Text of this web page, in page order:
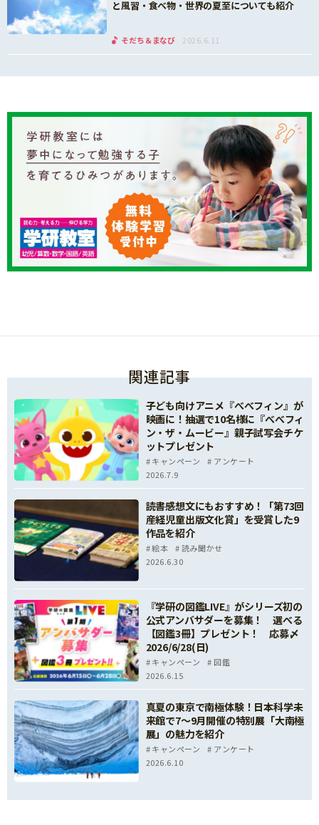
ん。
※未成年の方は、必ず保護者の同意を得たうえで
ご応募ください。
※すべての条件を満たさないご応募は無効となり
ます。あらかじめご了承ください。
【賞品進呈】
・応募条件を満たした方には、2026年12月下旬頃
より順次、メールにて賞品を進呈させていただき
ます。
info@gakken-presentcp7.comからのメールが受
け取れるよう、受信設定してください。
※メールでの「図書カードNEXTネットギフト」の
URLの送信をもって、賞品進呈の完了となりま
す。メールの再送信等は一切いたしかねますの
で、お送りしたメールのお取り扱いには十分ご注
す。予めご了承ください。
【注意事項】
※当社は、当社の都合により、本キャンペーンを
変更・中止・終了する場合があります。
※当社は、以下の場合には、インターネットの利
用その他の適切な方法により、事前に変更の内容
並びにその効力発生時期を周知することで、本規
約を変更することができるものとします。
ー本規約の変更が、応募者様の一般の利益に適合
するとき。
ー本規約の変更が、変更前の規約の目的に反せ
ず、かつ、変更の必要性、変更後の内容の相当
性、その他の変更に係る事情に照らして合理的な
ものであるとき。
※本規約に定めのない事項については、当社の判
断により決定します。
※応募者様は、本キャンペーンの運用について事
務局の運用方針に従うものとし、一切異議申立て
を行わないものとします。
※本キャンペーン事務局が不正と判断した場合に
は、ご応募を無効といたします。
※ご応募の取り消しは承れません。
※本キャンペーン応募の前提となるインターネッ
と風習・食べ物・世界の夏至についても紹介
そだち＆まなび 2026.6.11
関連記事
子ども向けアニメ『べべフィン』が
映画に！抽選で10名様に『べべフィ
ン・ザ・ムービー』親子試写会チケ
ットプレゼント
キャンペーン
アンケート
2026.7.9
読書感想文にもおすすめ！「第73回
産経児童出版文化賞」を受賞した9
作品を紹介
絵本
読み聞かせ
2026.6.30
『学研の図鑑LIVE』がシリーズ初の
公式アンバサダーを募集！ 選べる
【図鑑3冊】プレゼント！ 応募〆
2026/6/28(日)
キャンペーン
図鑑
2026.6.15
真夏の東京で南極体験！日本科学未
来館で7～9月開催の特別展「大南極
展」の魅力を紹介
キャンペーン
アンケート
2026.6.10